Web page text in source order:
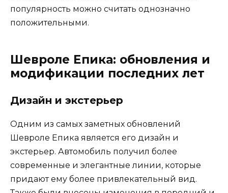
популярность можно считать однозначно
положительными.
Шевроле Епика: обновления и
модификации последних лет
Дизайн и экстерьер
Одним из самых заметных обновлений
Шевроле Епика является его дизайн и
экстерьер. Автомобиль получил более
современные и элегантные линии, которые
придают ему более привлекательный вид.